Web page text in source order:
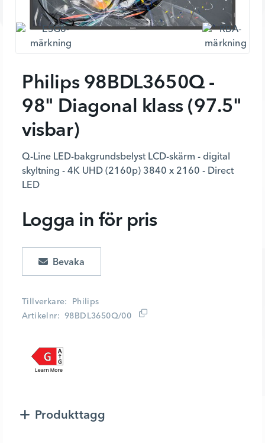
Philips 98BDL3650Q -
98" Diagonal klass (97.5"
visbar)
Q-Line LED-bakgrundsbelyst LCD-skärm - digital
skyltning - 4K UHD (2160p) 3840 x 2160 - Direct
LED
Tillverkare
Philips
Artikelnr
98BDL3650Q/00
Logga in för pris
Produkttagg